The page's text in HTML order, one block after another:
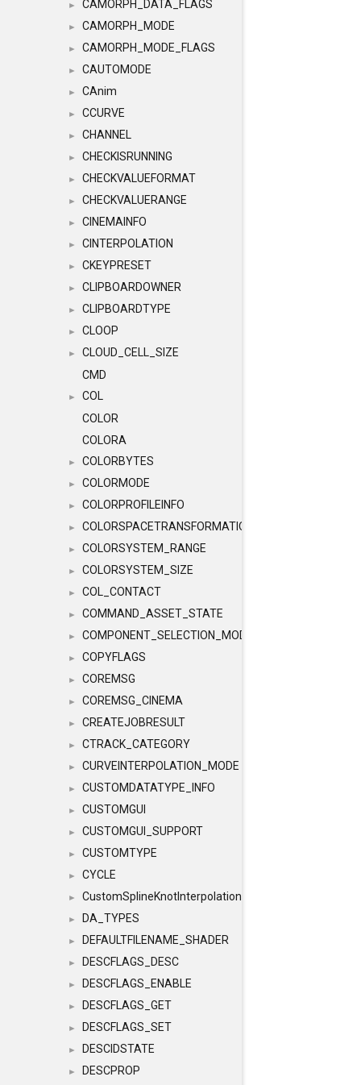
► CAMORPH_DATA_FLAGS
► CAMORPH_MODE
► CAMORPH_MODE_FLAGS
► CAUTOMODE
► CAnim
► CCURVE
► CHANNEL
► CHECKISRUNNING
► CHECKVALUEFORMAT
► CHECKVALUERANGE
► CINEMAINFO
► CINTERPOLATION
► CKEYPRESET
► CLIPBOARDOWNER
► CLIPBOARDTYPE
► CLOOP
►
CLOUD_CELL_SIZE
CMD
►
COL
COLOR
COLORA
► COLORBYTES
► COLORMODE
► COLORPROFILEINFO
► COLORSPACETRANSFORMATION
► COLORSYSTEM_RANGE
► COLORSYSTEM_SIZE
► COL_CONTACT
► COMMAND_ASSET_STATE
► COMPONENT_SELECTION_MODES
► COPYFLAGS
► COREMSG
► COREMSG_CINEMA
► CREATEJOBRESULT
► CTRACK_CATEGORY
► CURVEINTERPOLATION_MODE
► CUSTOMDATATYPE_INFO
► CUSTOMGUI
► CUSTOMGUI_SUPPORT
► CUSTOMTYPE
► CYCLE
► CustomSplineKnotInterpolation
► DA_TYPES
► DEFAULTFILENAME_SHADER
► DESCFLAGS_DESC
► DESCFLAGS_ENABLE
► DESCFLAGS_GET
► DESCFLAGS_SET
► DESCIDSTATE
► DESCPROP